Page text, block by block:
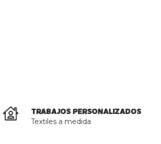
TRABAJOS PERSONALIZADOS
Textiles a medida